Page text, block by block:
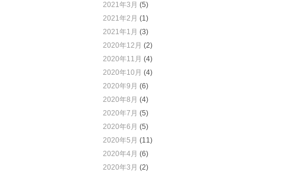
2021年3月 (5)
2021年2月 (1)
2021年1月 (3)
2020年12月 (2)
2020年11月 (4)
2020年10月 (4)
2020年9月 (6)
2020年8月 (4)
2020年7月 (5)
2020年6月 (5)
2020年5月 (11)
2020年4月 (6)
2020年3月 (2)